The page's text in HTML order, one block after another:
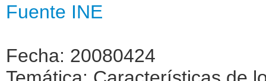
Fuente INE
Fecha: 20080424